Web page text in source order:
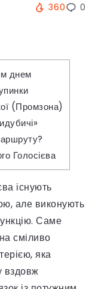
360 0
днем
(Промзона)
Голосієва
існують
але виконують
Саме
сміливо
яка
вздовж